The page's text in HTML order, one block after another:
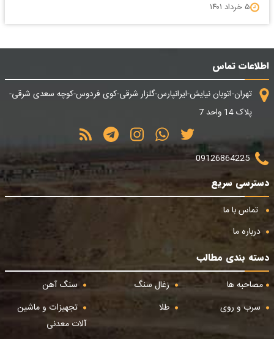
۵ خرداد ۱۴۰۱
اطلاعات تماس
تهران-اتوبان نیایش-ایرانپارس-گلزار شرقی-کوی فردوس-کوچه سعدی شرقی-
پلاک 14 واحد 7
09126864225
دسترسی سریع
تماس با ما
درباره ما
دسته بندی مطالب
مصاحبه ها
زغال سنگ
سنگ آهن
سرب و روی
طلا
تجهیزات و ماشین
آلات معدنی